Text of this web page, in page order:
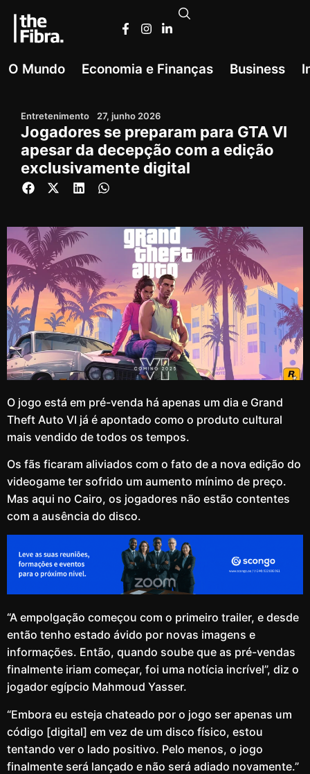
O Mundo Economia e Finanças Business
Entretenimento 27, junho 2026
Jogadores se preparam para GTA VI
apesar da decepção com a edição
exclusivamente digital
O jogo está em pré-venda há apenas um dia e Grand
Theft Auto VI já é apontado como o produto cultural
mais vendido de todos os tempos.
Os fãs ficaram aliviados com o fato de a nova edição do
videogame ter sofrido um aumento mínimo de preço.
Mas aqui no Cairo, os jogadores não estão contentes
com a ausência do disco.
“A empolgação começou com o primeiro trailer, e desde
então tenho estado ávido por novas imagens e
informações. Então, quando soube que as pré-vendas
finalmente iriam começar, foi uma notícia incrível”, diz o
jogador egípcio Mahmoud Yasser.
“Embora eu esteja chateado por o jogo ser apenas um
código [digital] em vez de um disco físico, estou
tentando ver o lado positivo. Pelo menos, o jogo
finalmente será lançado e não será adiado novamente.”